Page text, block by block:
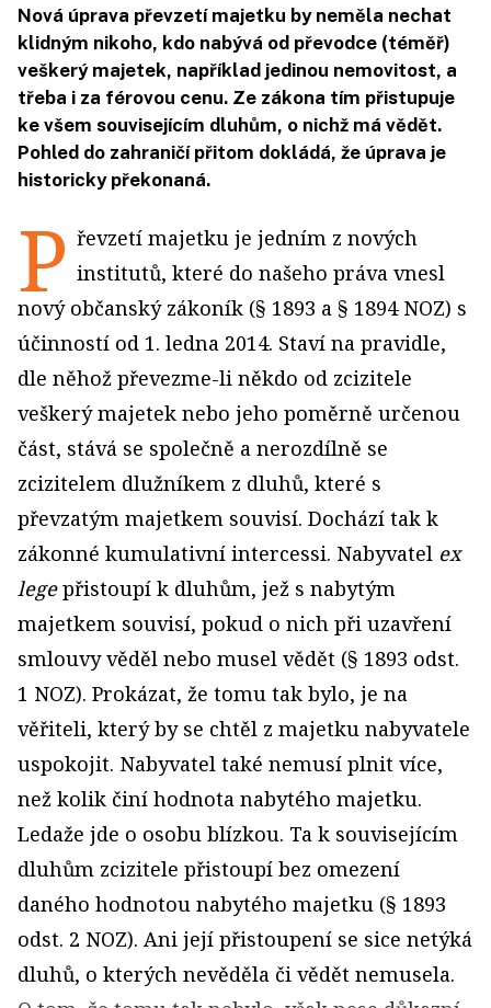
Nová úprava převzetí majetku by neměla nechat
klidným nikoho, kdo nabývá od převodce (téměř)
veškerý majetek, například jedinou nemovitost, a
třeba i za férovou cenu. Ze zákona tím přistupuje
ke všem souvisejícím dluhům, o nichž má vědět.
Pohled do zahraničí přitom dokládá, že úprava je
historicky překonaná.
P řevzetí majetku je jedním z nových
institutů, které do našeho práva vnesl
nový občanský zákoník (§ 1893 a § 1894 NOZ) s
účinností od 1. ledna 2014. Staví na pravidle,
dle něhož převezme-li někdo od zcizitele
veškerý majetek nebo jeho poměrně určenou
část, stává se společně a nerozdílně se
zcizitelem dlužníkem z dluhů, které s
převzatým majetkem souvisí. Dochází tak k
zákonné kumulativní intercessi. Nabyvatel ex
legepřistoupí k dluhům, jež s nabytým
majetkem souvisí, pokud o nich při uzavření
smlouvy věděl nebo musel vědět (§ 1893 odst.
1 NOZ). Prokázat, že tomu tak bylo, je na
věřiteli, který by se chtěl z majetku nabyvatele
uspokojit. Nabyvatel také nemusí plnit více,
než kolik činí hodnota nabytého majetku.
Ledaže jde o osobu blízkou. Ta k souvisejícím
dluhům zcizitele přistoupí bez omezení
daného hodnotou nabytého majetku (§ 1893
odst. 2 NOZ). Ani její přistoupení se sice netýká
dluhů, o kterých nevěděla či vědět nemusela.